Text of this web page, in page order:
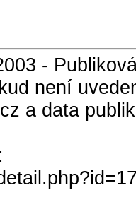
-
není
a data